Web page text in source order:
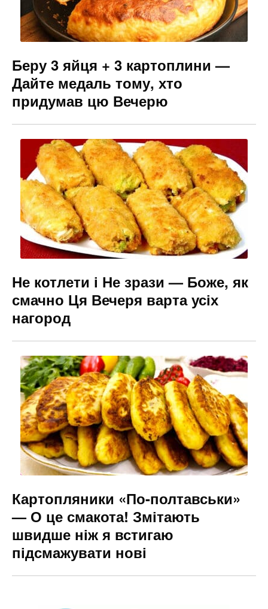
Беру 3 яйця + 3 картоплини —
Дайте медаль тому, хто
придумав цю Вечерю
Не котлети і Не зрази — Боже, як
смачно Ця Вечеря варта усіх
нагород
Картопляники «По-полтавськи»
— О це смакота! Змітають
швидше ніж я встигаю
підсмажувати нові